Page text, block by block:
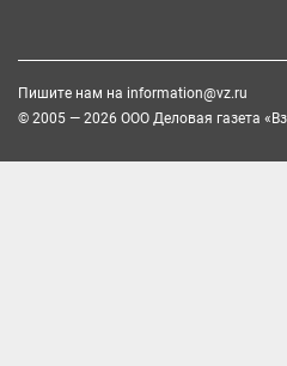
Пишите нам на information@vz.ru
© 2005 — 2026 ООО Деловая газета